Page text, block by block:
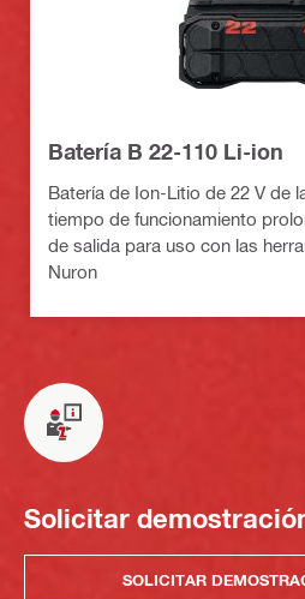
Batería B 22-110 Li-ion
Batería de Ion-Litio de 22 V de
tiempo de funcionamiento
de salida para uso con las
Nuron
Solicitar
SOLICITAR